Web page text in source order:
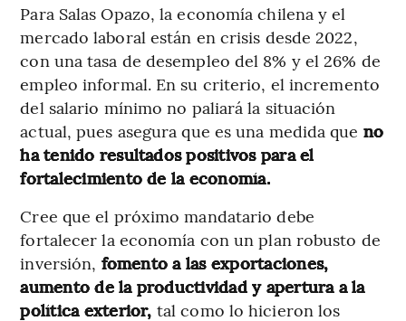
Para Salas Opazo, la economía chilena y el
mercado laboral están en crisis desde 2022,
con una tasa de desempleo del 8% y el 26% de
empleo informal. En su criterio, el incremento
del salario mínimo no paliará la situación
actual, pues asegura que es una medida que no
ha tenido resultados positivos para el
fortalecimiento de la economía.
Cree que el próximo mandatario debe
fortalecer la economía con un plan robusto de
inversión, fomento a las exportaciones,
aumento de la productividad y apertura a la
política exterior, tal como lo hicieron los